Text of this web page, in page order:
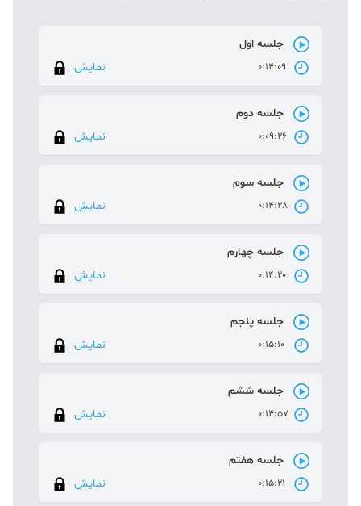
جلسه اول
0:14:09 نمایش
جلسه دوم
0:09:26 نمایش
جلسه سوم
0:14:28 نمایش
جلسه چهارم
0:14:20 نمایش
جلسه پنجم
0:15:10 نمایش
جلسه ششم
0:14:57 نمایش
جلسه هفتم
0:15:21 نمایش